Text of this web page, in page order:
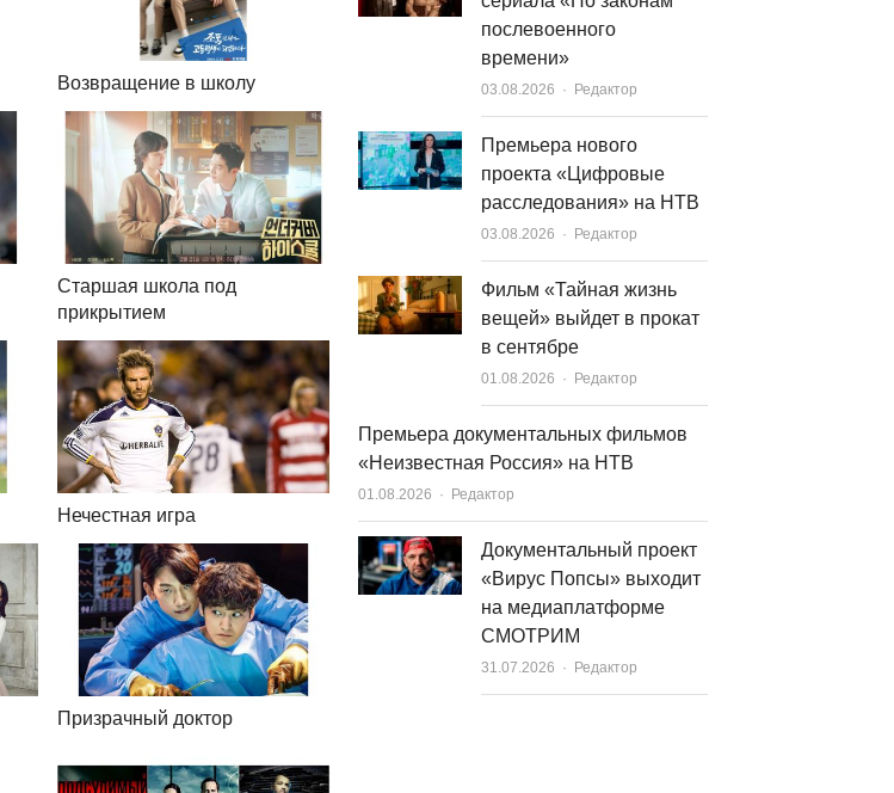
Возвращение в школу
Старшая школа под
прикрытием
Нечестная игра
Призрачный доктор
послевоенного
времени»
03.08.2026 Author
Редактор
Премьера нового
проекта «Цифровые
расследования» на НТВ
03.08.2026 Author
Редактор
Фильм «Тайная жизнь
вещей» выйдет в прокат
в сентябре
01.08.2026 Author
Редактор
Премьера документальных фильмов
«Неизвестная Россия» на НТВ
01.08.2026 Author
Редактор
Документальный проект
«Вирус Попсы» выходит
на медиаплатформе
СМОТРИМ
31.07.2026 Author
Редактор